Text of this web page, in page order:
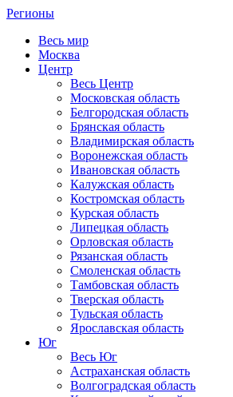
Регионы
Весь мир
Москва
Центр
Весь Центр
Московская область
Белгородская область
Брянская область
Владимирская область
Воронежская область
Ивановская область
Калужская область
Костромская область
Курская область
Липецкая область
Орловская область
Рязанская область
Смоленская область
Тамбовская область
Тверская область
Тульская область
Ярославская область
Юг
Весь Юг
Астраханская область
Волгоградская область